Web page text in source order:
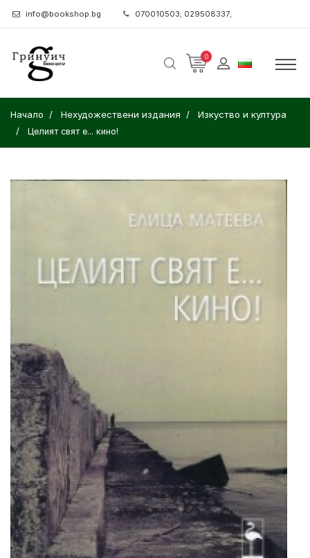
info@bookshop.bg 070010503; 029508337;
0
Начало Нехудожествени издания Изкуство и култура
Целият свят е... кино!